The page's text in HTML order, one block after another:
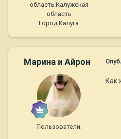
область:Калужская
область
Город:Калуга
Марина и Айрон
Пользователи.
Как